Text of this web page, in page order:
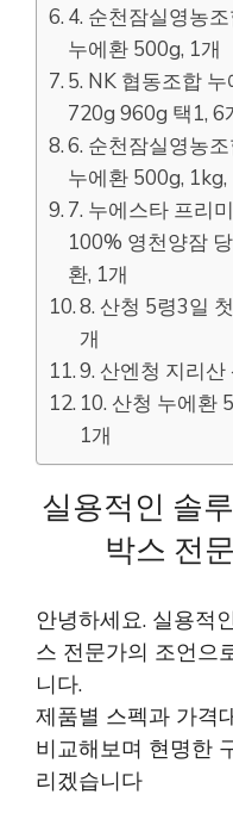
4. 순천잠실영농
누에환 500g, 1개
5. NK 협동조합
720g 960g 택1, 6
6. 순천잠실영농
누에환 500g, 1kg,
7. 누에스타 프리
100% 영천양잠
환, 1개
8. 산청 5령3일
개
9. 산엔청 지리
10. 산청 누에환
1개
실용적인 솔
박스 전
안녕하세요. 실용적
스 전문가의 조언으
니다.
제품별 스펙과 가격
비교해보며 현명한
리겠습니다